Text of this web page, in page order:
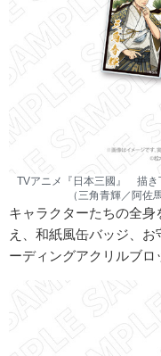
TVアニメ『日本三國』 描き
（三角青輝／阿佐
キャラクターたちの全
え、和紙風缶バッジ、
ーディングアクリルブロ